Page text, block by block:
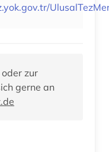
zur
gerne an